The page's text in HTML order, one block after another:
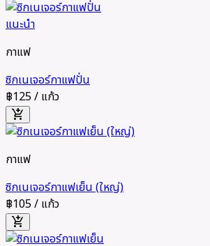
แนะนำ
กาแฟ
ซิกเนเจอร์กาแฟปั่น
฿125/ แก้ว
add_shopping_cart
กาแฟ
ซิกเนเจอร์กาแฟเย็น (ใหญ่)
฿105/ แก้ว
add_shopping_cart